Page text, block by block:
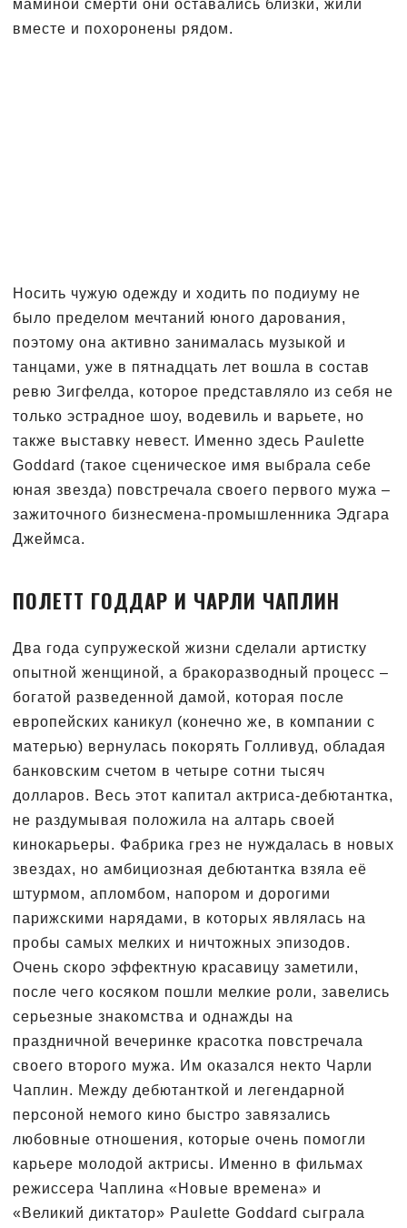
маминой смерти они оставались близки, жили
вместе и похоронены рядом.
Носить чужую одежду и ходить по подиуму не
было пределом мечтаний юного дарования,
поэтому она активно занималась музыкой и
танцами, уже в пятнадцать лет вошла в состав
ревю Зигфелда, которое представляло из себя не
только эстрадное шоу, водевиль и варьете, но
также выставку невест. Именно здесь Paulette
Goddard (такое сценическое имя выбрала себе
юная звезда) повстречала своего первого мужа –
зажиточного бизнесмена-промышленника Эдгара
Джеймса.
ПОЛЕТТ ГОДДАР И ЧАРЛИ ЧАПЛИН
Два года супружеской жизни сделали артистку
опытной женщиной, а бракоразводный процесс –
богатой разведенной дамой, которая после
европейских каникул (конечно же, в компании с
матерью) вернулась покорять Голливуд, обладая
банковским счетом в четыре сотни тысяч
долларов. Весь этот капитал актриса-дебютантка,
не раздумывая положила на алтарь своей
кинокарьеры. Фабрика грез не нуждалась в новых
звездах, но амбициозная дебютантка взяла её
штурмом, апломбом, напором и дорогими
парижскими нарядами, в которых являлась на
пробы самых мелких и ничтожных эпизодов.
Очень скоро эффектную красавицу заметили,
после чего косяком пошли мелкие роли, завелись
серьезные знакомства и однажды на
праздничной вечеринке красотка повстречала
своего второго мужа. Им оказался некто Чарли
Чаплин. Между дебютанткой и легендарной
персоной немого кино быстро завязались
любовные отношения, которые очень помогли
карьере молодой актрисы. Именно в фильмах
режиссера Чаплина «Новые времена» и
«Великий диктатор» Paulette Goddard сыграла